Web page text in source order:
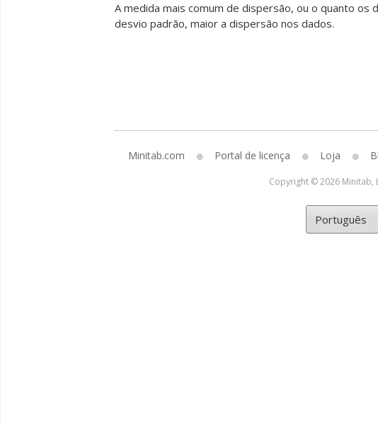
A medida mais comum de dispersão, ou o quanto
desvio padrão, maior a dispersão nos dados.
Minitab.com Portal de licença Loja
Copyright © 2026 Minitab,